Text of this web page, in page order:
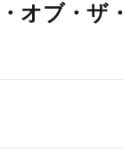
オブ・ザ